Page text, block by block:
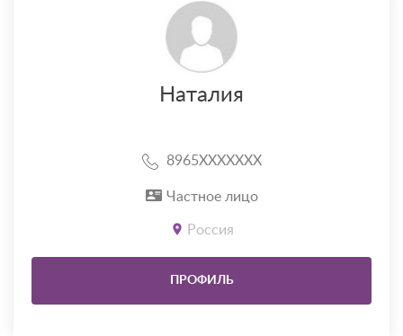
Наталия
8965XXXXXXX
Частное лицо
Россия
ПРОФИЛЬ